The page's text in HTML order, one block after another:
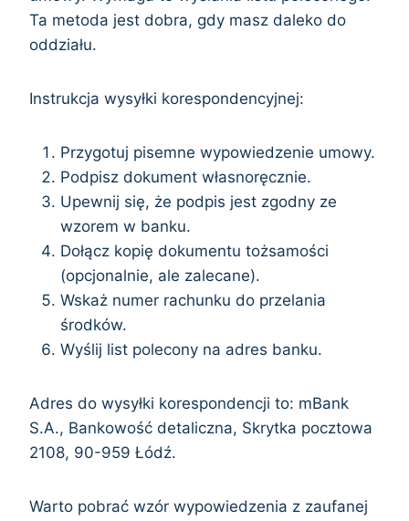
Ta metoda jest dobra, gdy masz daleko do
oddziału.
Instrukcja wysyłki korespondencyjnej:
Przygotuj pisemne wypowiedzenie umowy.
Podpisz dokument własnoręcznie.
Upewnij się, że podpis jest zgodny ze
wzorem w banku.
Dołącz kopię dokumentu tożsamości
(opcjonalnie, ale zalecane).
Wskaż numer rachunku do przelania
środków.
Wyślij list polecony na adres banku.
Adres do wysyłki korespondencji to: mBank
S.A., Bankowość detaliczna, Skrytka pocztowa
2108, 90-959 Łódź.
Warto pobrać wzór wypowiedzenia z zaufanej